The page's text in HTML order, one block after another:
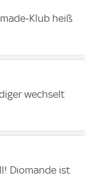
Klub heiß
wechselt
Diomande ist